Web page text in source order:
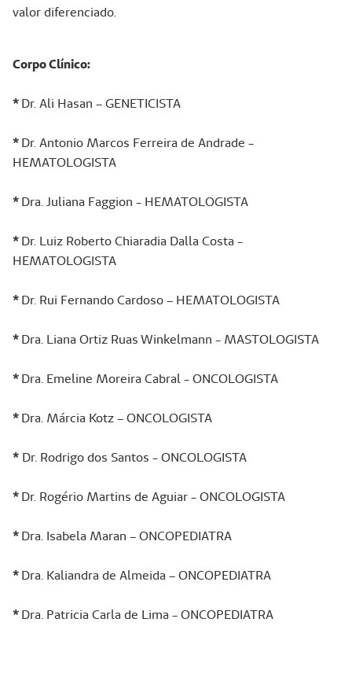
valor diferenciado.
Corpo Clínico:
*Dr. Ali Hasan – GENETICISTA
*Dr. Antonio Marcos Ferreira de Andrade -
HEMATOLOGISTA
*Dra. Juliana Faggion - HEMATOLOGISTA
*Dr. Luiz Roberto Chiaradia Dalla Costa -
HEMATOLOGISTA
*Dr. Rui Fernando Cardoso – HEMATOLOGISTA
*Dra. Liana Ortiz Ruas Winkelmann - MASTOLOGISTA
*Dra. Emeline Moreira Cabral - ONCOLOGISTA
*Dra. Márcia Kotz – ONCOLOGISTA
* Dr. Rodrigo dos Santos - ONCOLOGISTA
*Dr. Rogério Martins de Aguiar - ONCOLOGISTA
*Dra. Isabela Maran – ONCOPEDIATRA
*Dra. Kaliandra de Almeida – ONCOPEDIATRA
*Dra. Patricia Carla de Lima - ONCOPEDIATRA